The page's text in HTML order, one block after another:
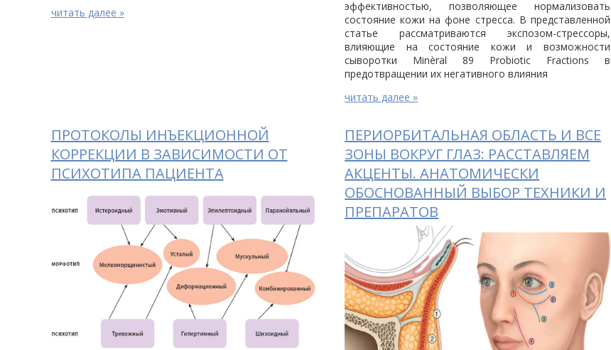
читать далее »
эффективностью, позволяющее нормализовать
состояние кожи на фоне стресса. В представленной
статье рассматриваются экспозом-стрессоры,
влияющие на состояние кожи и возможности
сыворотки Minèral 89 Probiotic Fractions в
предотвращении их негативного влияния
читать далее »
ПРОТОКОЛЫ ИНЪЕКЦИОННОЙ
КОРРЕКЦИИ В ЗАВИСИМОСТИ ОТ
ПСИХОТИПА ПАЦИЕНТА
ПЕРИОРБИТАЛЬНАЯ ОБЛАСТЬ И ВСЕ
ЗОНЫ ВОКРУГ ГЛАЗ: РАССТАВЛЯЕМ
АКЦЕНТЫ. АНАТОМИЧЕСКИ
ОБОСНОВАННЫЙ ВЫБОР ТЕХНИКИ И
ПРЕПАРАТОВ